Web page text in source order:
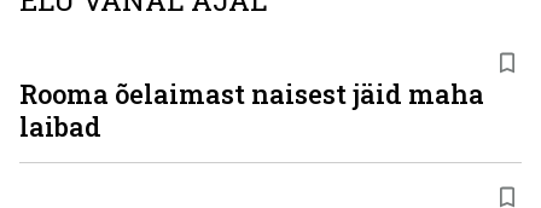
Rooma õelaimast naisest jäid maha
laibad